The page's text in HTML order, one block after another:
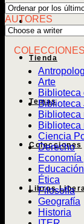
Tienda
Temas
Colecciones
Libros
AUTORES
COLECCIONES
Arte
Biblioteca
Biblioteca
Biblioteca
Biblioteca
Ciencia
Derecho
Educación
Ética
Filosofía
Geografía
Historia